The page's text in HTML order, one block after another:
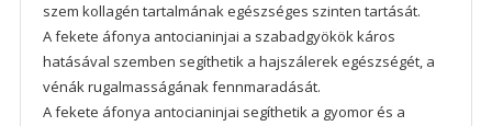
szem kollagén tartalmának egészséges szinten tartását.
A fekete áfonya antocianinjai a szabadgyökök káros
hatásával szemben segíthetik a hajszálerek egészségét, a
vénák rugalmasságának fennmaradását.
A fekete áfonya antocianinjai segíthetik a gyomor és a